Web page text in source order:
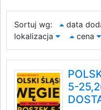
Sortuj wg: data
lokalizacja
cena
5-